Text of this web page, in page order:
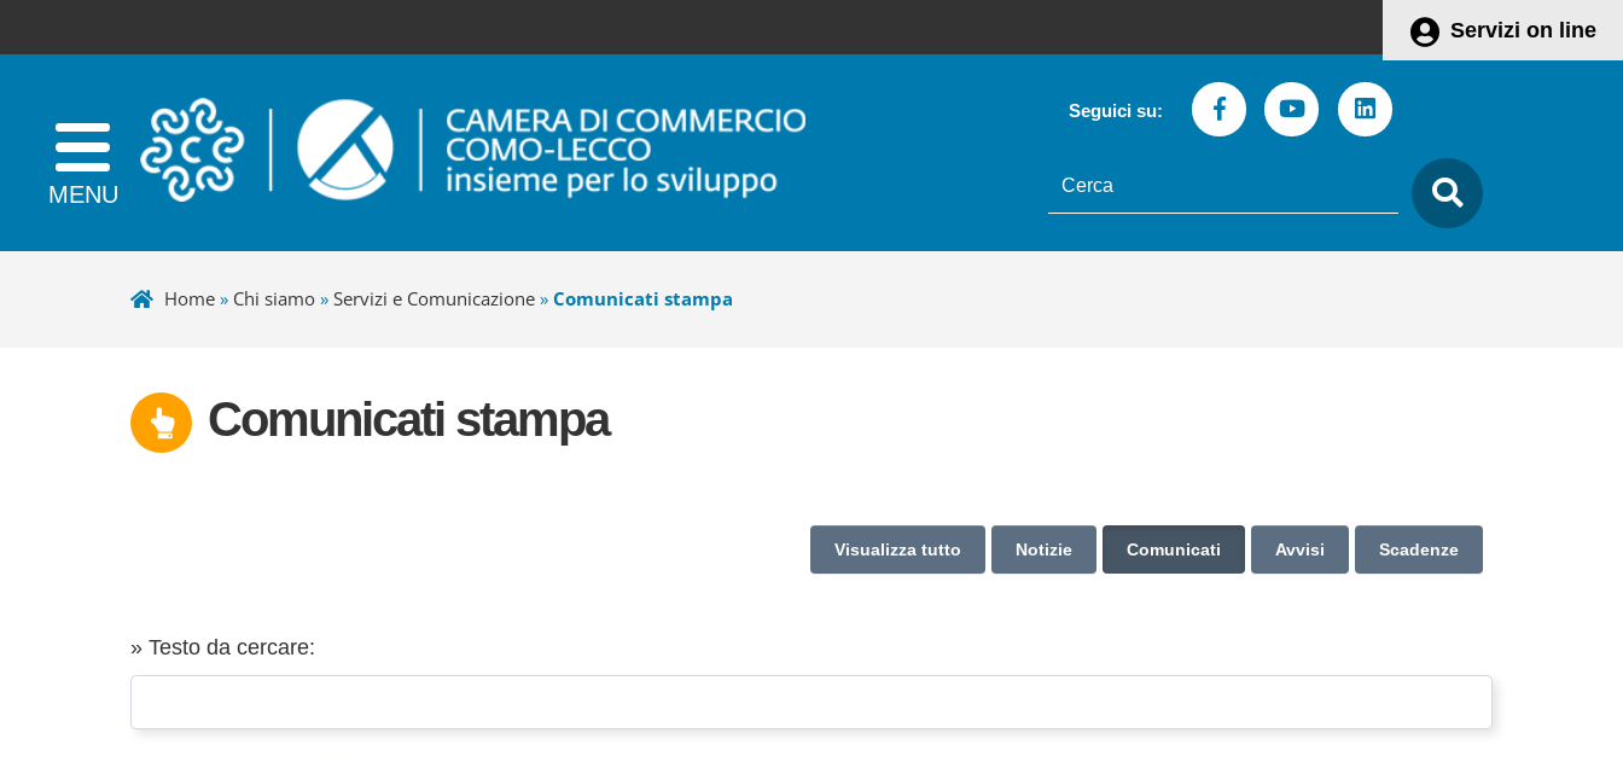
Servizi on line
Seguici su: FacebookYoutubeLinkedin
testo
da
cercare
Home» Chi siamo» Servizi e Comunicazione» Comunicati stampa
Comunicati stampa
Visualizza tutto Notizie Comunicati Avvisi Scadenze
» Testo da cercare: